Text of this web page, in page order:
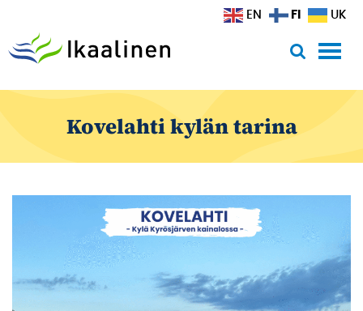
Kovelahti kylän tarina
EN FI UK